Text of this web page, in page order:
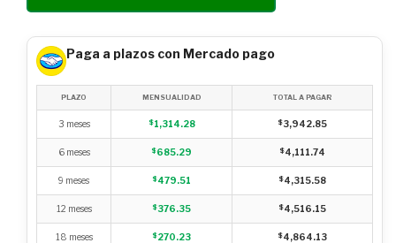
Paga a plazos con Mercado pago
PLAZO MENSUALIDAD TOTAL A PAGAR
3 meses $1,314.28 $3,942.85
6 meses $685.29 $4,111.74
9 meses $479.51 $4,315.58
12 meses $376.35 $4,516.15
18 meses $270.23 $4,864.13